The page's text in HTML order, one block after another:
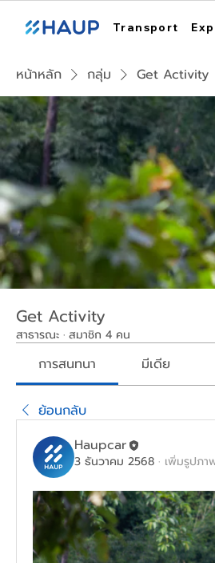
Transport
หน้าหลัก กลุ่ม Get Activity
Get Activity
สาธารณะ · สมาชิก 4 คน
การสนทนา มีเดีย
ย้อนกลับ
Haupcar
3 ธันวาคม 2568 · เพิ่มรูปภ